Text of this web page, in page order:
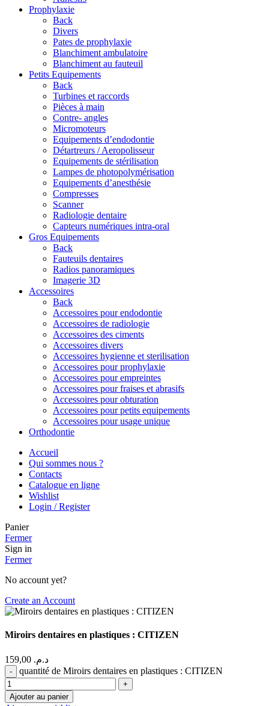
Prophylaxie
Back
Divers
Pates de prophylaxie
Blanchiment ambulatoire
Blanchiment au fauteuil
Petits Equipements
Back
Turbines et raccords
Pièces à main
Contre- angles
Micromoteurs
Equipements d’endodontie
Détartreurs / Aeropolisseur
Equipements de stérilisation
Lampes de photopolymérisation
Equipements d’anesthésie
Compresses
Scanner
Radiologie dentaire
Capteurs numériques intra-oral
Gros Equipements
Back
Fauteuils dentaires
Radios panoramiques
Imagerie 3D
Accessoires
Back
Accessoires pour endodontie
Accessoires de radiologie
Accessoires des ciments
Accessoires divers
Accessoires hygienne et sterilisation
Accessoires pour prophylaxie
Accessoires pour empreintes
Accessoires pour fraises et abrasifs
Accessoires pour obturation
Accessoires pour petits equipements
Accessoires pour usage unique
Orthodontie
Accueil
Qui sommes nous ?
Contacts
Catalogue en ligne
Wishlist
Login / Register
Panier
Fermer
Sign in
Fermer
No account yet?
Create an Account
Miroirs dentaires en plastiques : CITIZEN
د.م.
quantité de Miroirs dentaires en plastiques : CITIZEN
Ajouter au panier